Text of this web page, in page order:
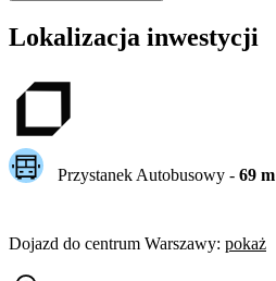
Lokalizacja inwestycji
Przystanek Autobusowy - 69m
Dojazd do centrum Warszawy: pokaż